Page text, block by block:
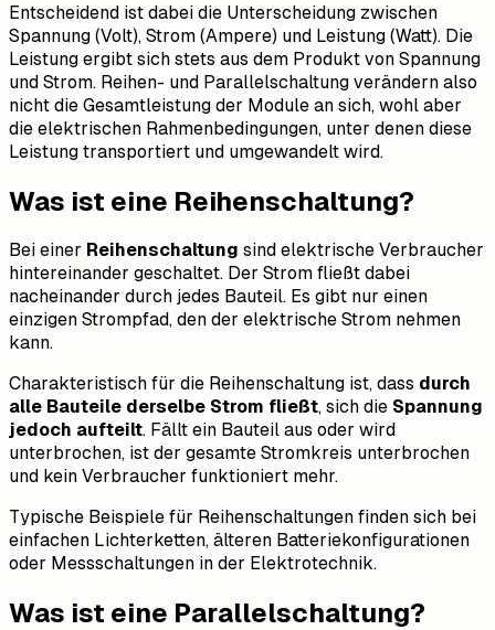
Entscheidend ist dabei die Unterscheidung zwischen
Spannung (Volt), Strom (Ampere) und Leistung (Watt). Die
Leistung ergibt sich stets aus dem Produkt von Spannung
und Strom. Reihen- und Parallelschaltung verändern also
nicht die Gesamtleistung der Module an sich, wohl aber
die elektrischen Rahmenbedingungen, unter denen diese
Leistung transportiert und umgewandelt wird.
Was ist eine Reihenschaltung?
Bei einer Reihenschaltung sind elektrische Verbraucher
hintereinander geschaltet. Der Strom fließt dabei
nacheinander durch jedes Bauteil. Es gibt nur einen
einzigen Strompfad, den der elektrische Strom nehmen
kann.
Charakteristisch für die Reihenschaltung ist, dass durch
alle Bauteile derselbe Strom fließt, sich die Spannung
jedoch aufteilt. Fällt ein Bauteil aus oder wird
unterbrochen, ist der gesamte Stromkreis unterbrochen
und kein Verbraucher funktioniert mehr.
Typische Beispiele für Reihenschaltungen finden sich bei
einfachen Lichterketten, älteren Batteriekonfigurationen
oder Messschaltungen in der Elektrotechnik.
Was ist eine Parallelschaltung?